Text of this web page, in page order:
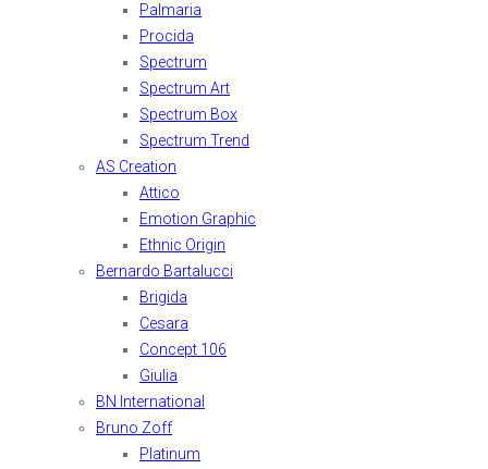
Palmaria
Procida
Spectrum
Spectrum Art
Spectrum Box
Spectrum Trend
AS Creation
Attico
Emotion Graphic
Ethnic Origin
Bernardo Bartalucci
Brigida
Cesara
Concept 106
Giulia
BN International
Bruno Zoff
Platinum